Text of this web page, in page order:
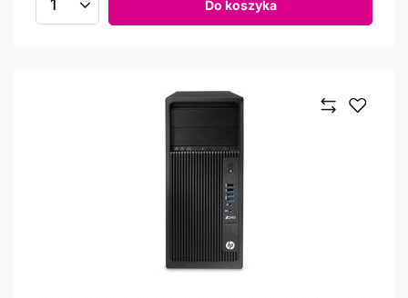
Ilość produktów Do koszyka